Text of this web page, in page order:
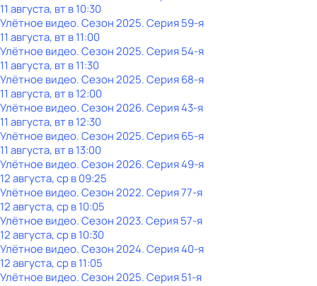
11 августа, вт в 10:30
Улётное видео. Сезон 2025. Серия 59-я
11 августа, вт в 11:00
Улётное видео. Сезон 2025. Серия 54-я
11 августа, вт в 11:30
Улётное видео. Сезон 2025. Серия 68-я
11 августа, вт в 12:00
Улётное видео. Сезон 2026. Серия 43-я
11 августа, вт в 12:30
Улётное видео. Сезон 2025. Серия 65-я
11 августа, вт в 13:00
Улётное видео. Сезон 2026. Серия 49-я
12 августа, ср в 09:25
Улётное видео. Сезон 2022. Серия 77-я
12 августа, ср в 10:05
Улётное видео. Сезон 2023. Серия 57-я
12 августа, ср в 10:30
Улётное видео. Сезон 2024. Серия 40-я
12 августа, ср в 11:05
Улётное видео. Сезон 2025. Серия 51-я